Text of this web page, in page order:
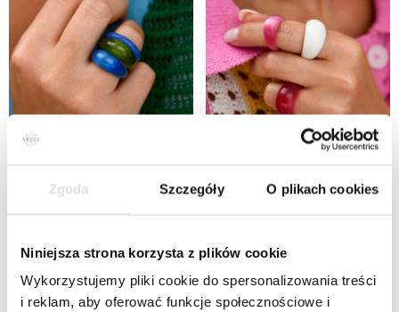
Zgoda Szczegóły O plikach cookies
Niniejsza strona korzysta z plików cookie
Wykorzystujemy pliki cookie do spersonalizowania treści
i reklam, aby oferować funkcje społecznościowe i
Zestaw Pierścionków Denim Olive
W ZESTAWIE TANIEJ